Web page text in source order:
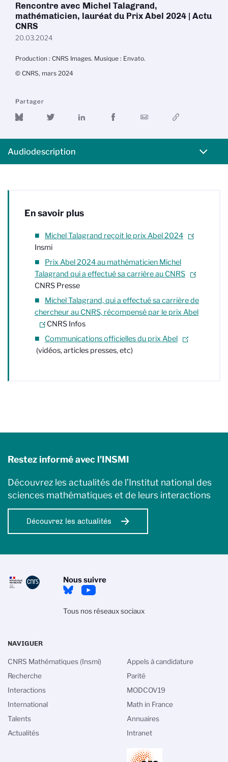
Rencontre avec Michel Talagrand,
mathématicien, lauréat du Prix Abel 2024 | Actu
CNRS
20.03.2024
Production : CNRS Images. Musique : Envato.
© CNRS, mars 2024
Partager
Audiodescription
En savoir plus
Michel Talagrand reçoit le prix Abel 2024
-
Insmi
Prix Abel 2024 au mathématicien Michel
Talagrand qui a effectué sa carrière au CNRS
-
CNRS Presse
Michel Talagrand, qui a effectué sa carrière de
chercheur au CNRS, récompensé par le prix Abel
- CNRS Infos
Communications officielles du prix Abel
(vidéos, articles presses, etc)
Restez informé avec l'INSMI
Découvrez les actualités de l’Institut national des
sciences mathématiques et de leurs interactions
Découvrez les actualités
Nous suivre
Tous nos réseaux sociaux
NAVIGUER
CNRS Mathématiques (Insmi)
Recherche
Interactions
International
Talents
Actualités
Appels à candidature
Parité
MODCOV19
Math in France
Annuaires
Intranet